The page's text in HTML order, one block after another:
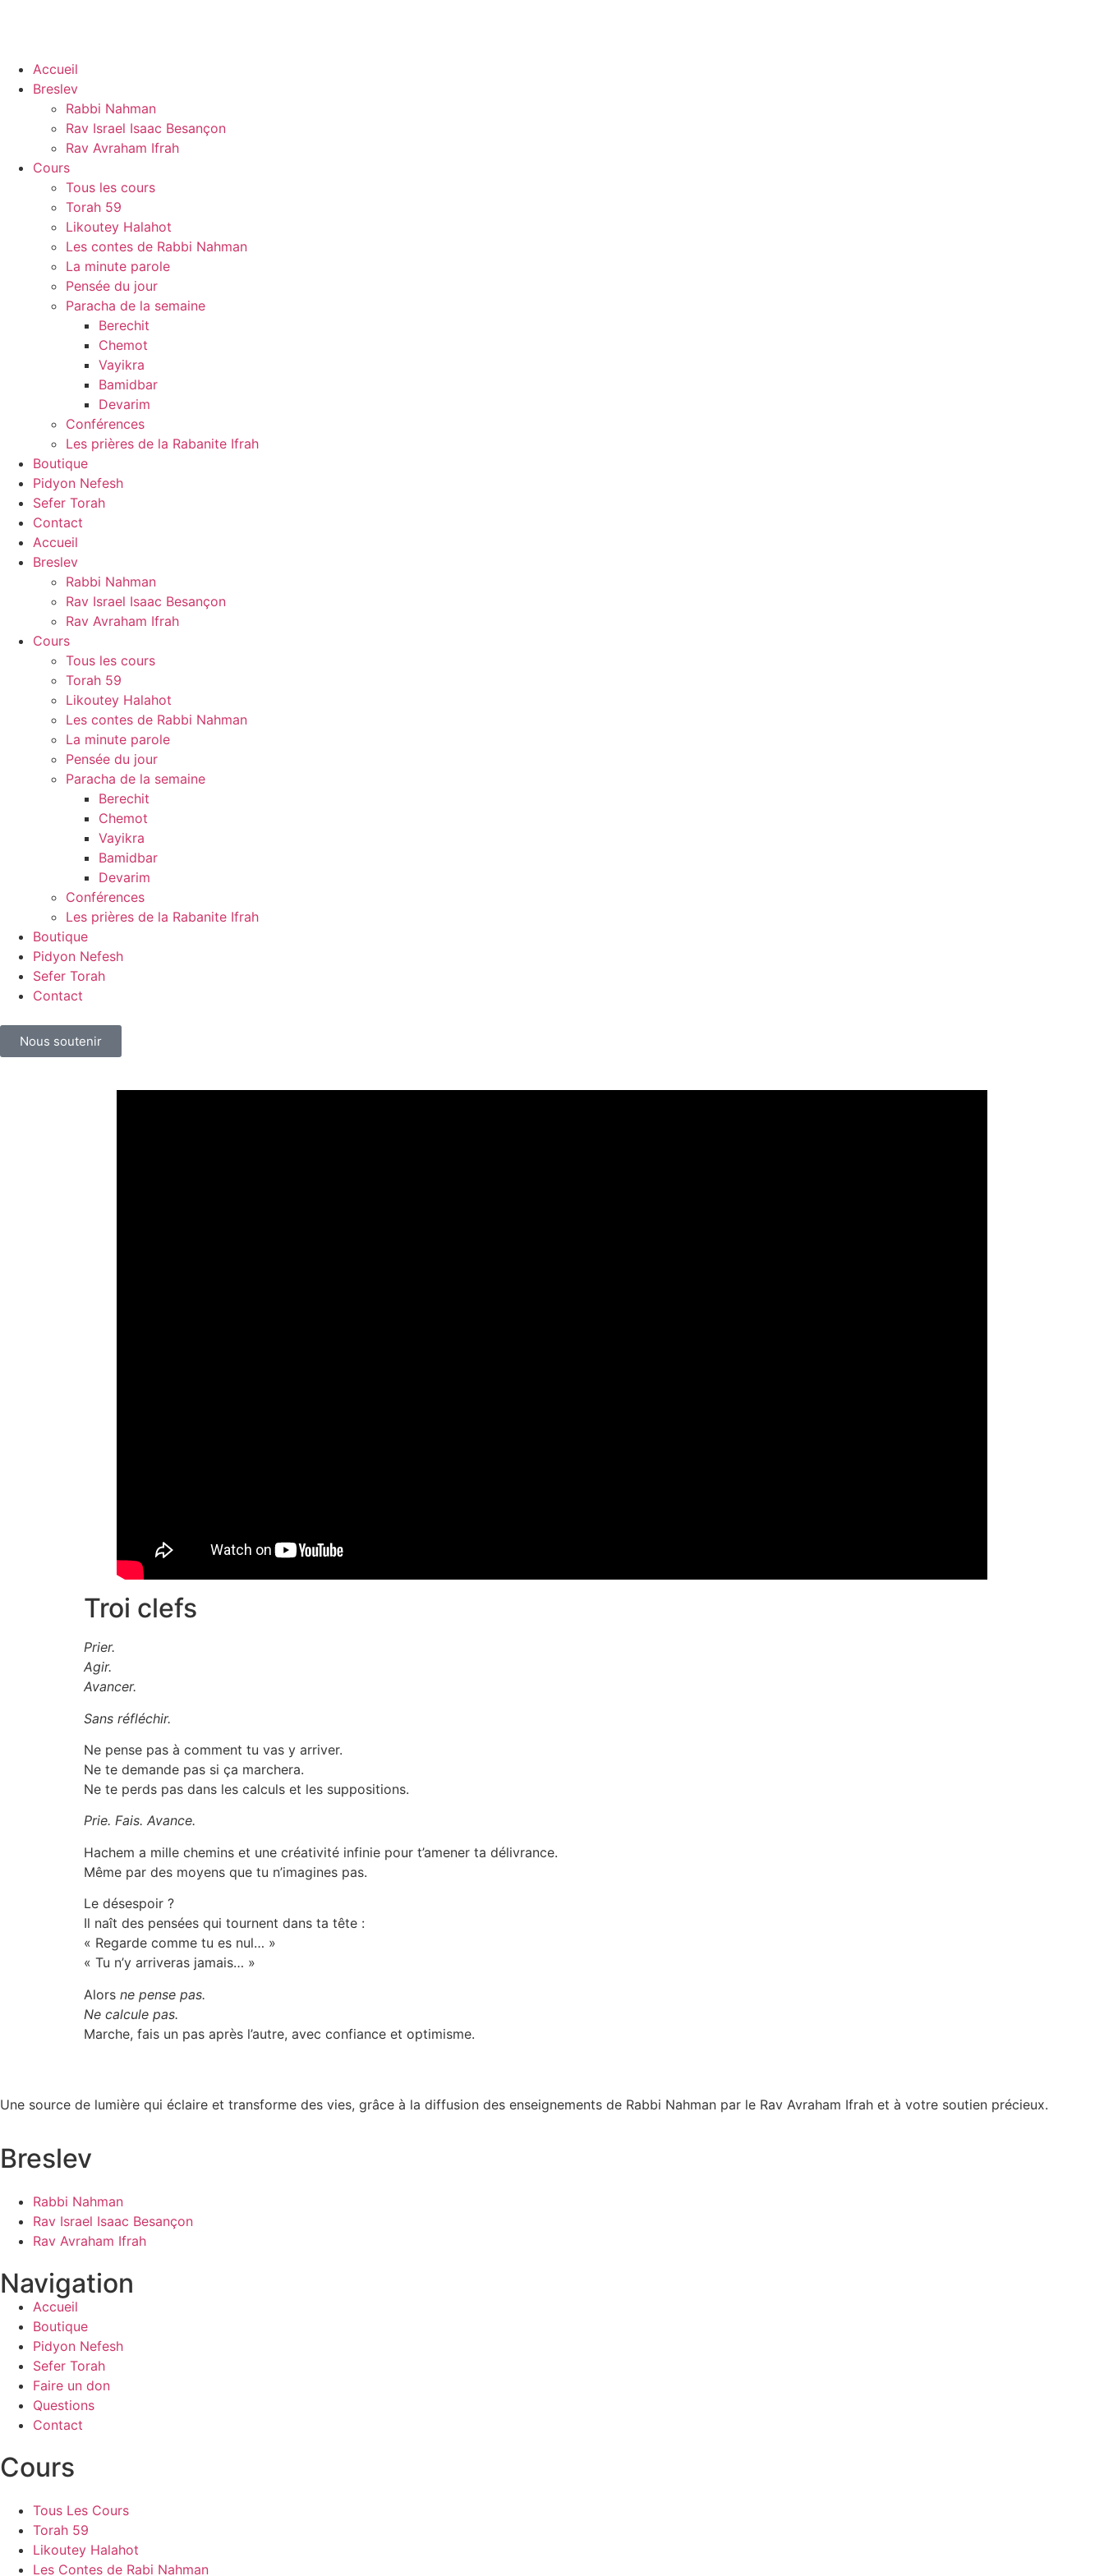
Accueil
Breslev
Rabbi Nahman
Rav Israel Isaac Besançon
Rav Avraham Ifrah
Cours
Tous les cours
Torah 59
Likoutey Halahot
Les contes de Rabbi Nahman
La minute parole
Pensée du jour
Paracha de la semaine
Berechit
Chemot
Vayikra
Bamidbar
Devarim
Conférences
Les prières de la Rabanite Ifrah
Boutique
Pidyon Nefesh
Sefer Torah
Contact
Accueil
Breslev
Rabbi Nahman
Rav Israel Isaac Besançon
Rav Avraham Ifrah
Cours
Tous les cours
Torah 59
Likoutey Halahot
Les contes de Rabbi Nahman
La minute parole
Pensée du jour
Paracha de la semaine
Berechit
Chemot
Vayikra
Bamidbar
Devarim
Conférences
Les prières de la Rabanite Ifrah
Boutique
Pidyon Nefesh
Sefer Torah
Contact
Nous soutenir
Troi clefs
Prier.
Agir.
Avancer.
Sans réfléchir.
Ne pense pas à comment tu vas y arriver.
Ne te demande pas si ça marchera.
Ne te perds pas dans les calculs et les suppositions.
Prie. Fais. Avance.
Hachem a mille chemins et une créativité infinie pour t’amener ta délivrance.
Même par des moyens que tu n’imagines pas.
Le désespoir ?
Il naît des pensées qui tournent dans ta tête :
« Regarde comme tu es nul… »
« Tu n’y arriveras jamais… »
Alors ne pense pas.
Ne calcule pas.
Marche, fais un pas après l’autre, avec confiance et optimisme.
Une source de lumière qui éclaire et transforme des vies, grâce à la diffusion des enseignements de Rabbi Nahman par le Rav Avraham Ifrah et à votre soutien précieux.
Breslev
Rabbi Nahman
Rav Israel Isaac Besançon
Rav Avraham Ifrah
Navigation
Accueil
Boutique
Pidyon Nefesh
Sefer Torah
Faire un don
Questions
Contact
Cours
Tous Les Cours
Torah 59
Likoutey Halahot
Les Contes de Rabi Nahman